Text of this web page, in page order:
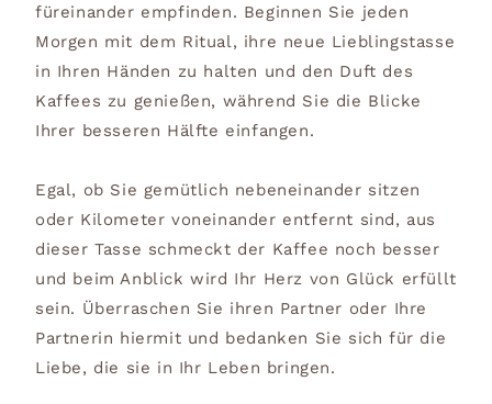
füreinander empfinden. Beginnen Sie jeden
Morgen mit dem Ritual, ihre neue Lieblingstasse
in Ihren Händen zu halten und den Duft des
Kaffees zu genießen, während Sie die Blicke
Ihrer besseren Hälfte einfangen.
Egal, ob Sie gemütlich nebeneinander sitzen
oder Kilometer voneinander entfernt sind, aus
dieser Tasse schmeckt der Kaffee noch besser
und beim Anblick wird Ihr Herz von Glück erfüllt
sein. Überraschen Sie ihren Partner oder Ihre
Partnerin hiermit und bedanken Sie sich für die
Liebe, die sie in Ihr Leben bringen.